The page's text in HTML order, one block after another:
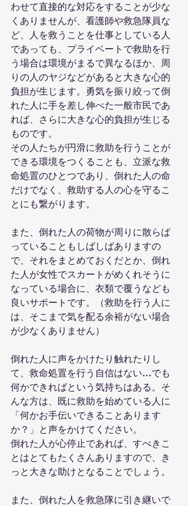
わせて直接的な対応をすることが少な
くありませんが、看護師や救急隊員な
ど、人を救うことを仕事としている人
であっても、プライベートで救助を行
う場合は環境がまるで異なるほか、周
りの人のヤジなどがあると大きな心的
負担が生じます。勇気を振り絞って倒
れた人に手を差し伸べた一般市民であ
れば、さらに大きな心的負担が生じる
ものです。
その人たちが円滑に救助を行うことが
できる環境をつくることも、立派な救
命処置のひとつであり、倒れた人の命
だけでなく、救助する人の心を守るこ
とにも繋がります。
また、倒れた人の荷物が周りに散らば
っていることもしばしばありますの
で、それをまとめておくだとか、倒れ
た人が女性でスカートがめくれそうに
なっている場合に、衣類で覆うなども
良いサポートです。（救助を行う人に
は、そこまで気を配る余裕がない場合
が少なくありません）
倒れた人に声をかけたり触れたりし
て、救命処置を行う自信はない…でも
何かできればという気持ちはある。そ
んな方は、既に救助を始めている人に
「何かお手伝いできることあります
か？」と声をかけてください。
倒れた人が心停止であれば、すべきこ
とはとてもたくさんありますので、き
っと大きな助けとなることでしょう。
また、倒れた人を救急隊に引き継いで